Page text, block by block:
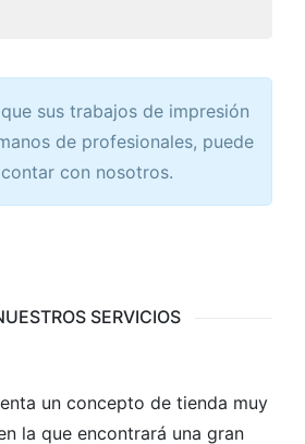
sus trabajos de impresión
de profesionales, puede
contar con nosotros.
SERVICIOS
un concepto de tienda muy
la que encontrará una gran